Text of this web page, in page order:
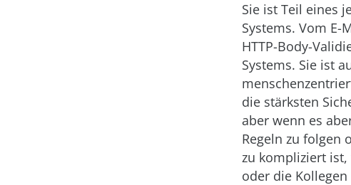
Sie ist Teil eines
Systems. Vom E-
HTTP-Body-
Systems. Sie ist
die stärksten
aber wenn es
Regeln zu folgen
zu kompliziert
oder die